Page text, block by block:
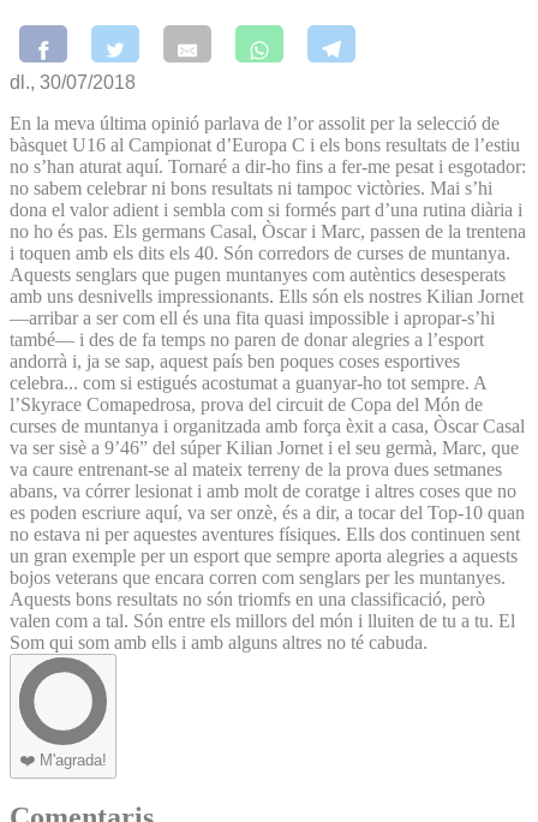
dl., 30/07/2018
En la meva última opinió parlava de l’or assolit per la selecció de
bàsquet U16 al Campionat d’Europa C i els bons resultats de l’estiu
no s’han aturat aquí. Tornaré a dir-ho fins a fer-me pesat i esgotador:
no sabem celebrar ni bons resultats ni tampoc victòries. Mai s’hi
dona el valor adient i sembla com si formés part d’una rutina diària i
no ho és pas. Els germans Casal, Òscar i Marc, passen de la trentena
i toquen amb els dits els 40. Són corredors de curses de muntanya.
Aquests senglars que pugen muntanyes com autèntics desesperats
amb uns desnivells impressionants. Ells són els nostres Kilian Jornet
—arribar a ser com ell és una fita quasi impossible i apropar-s’hi
també— i des de fa temps no paren de donar alegries a l’esport
andorrà i, ja se sap, aquest país ben poques coses esportives
celebra... com si estigués acostumat a guanyar-ho tot sempre. A
l’Skyrace Comapedrosa, prova del circuit de Copa del Món de
curses de muntanya i organitzada amb força èxit a casa, Òscar Casal
va ser sisè a 9’46” del súper Kilian Jornet i el seu germà, Marc, que
va caure entrenant-se al mateix terreny de la prova dues setmanes
abans, va córrer lesionat i amb molt de coratge i altres coses que no
es poden escriure aquí, va ser onzè, és a dir, a tocar del Top-10 quan
no estava ni per aquestes aventures físiques. Ells dos continuen sent
un gran exemple per un esport que sempre aporta alegries a aquests
bojos veterans que encara corren com senglars per les muntanyes.
Aquests bons resultats no són triomfs en una classificació, però
valen com a tal. Són entre els millors del món i lluiten de tu a tu. El
Som qui som amb ells i amb alguns altres no té cabuda.
❤️ M'agrada!